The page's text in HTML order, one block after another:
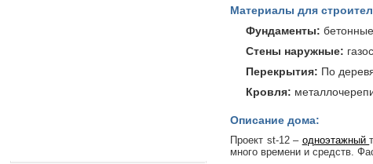
Материалы для
Фундаменты:
Стены наружные:
Перекрытия: По
Кровля:
Описание дома:
Проект st-12 – одноэтажный
много времени и средств.